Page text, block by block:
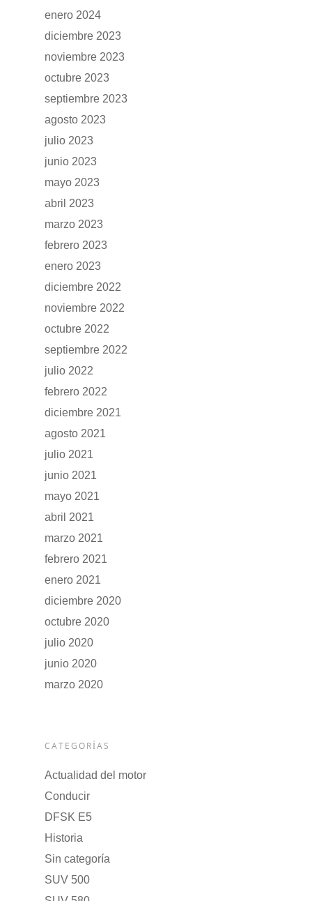
enero 2024
diciembre 2023
noviembre 2023
octubre 2023
septiembre 2023
agosto 2023
julio 2023
junio 2023
mayo 2023
abril 2023
marzo 2023
febrero 2023
enero 2023
diciembre 2022
noviembre 2022
octubre 2022
septiembre 2022
julio 2022
febrero 2022
diciembre 2021
agosto 2021
julio 2021
junio 2021
mayo 2021
abril 2021
marzo 2021
febrero 2021
enero 2021
diciembre 2020
octubre 2020
julio 2020
junio 2020
marzo 2020
CATEGORÍAS
Actualidad del motor
Conducir
DFSK E5
Historia
Sin categoría
SUV 500